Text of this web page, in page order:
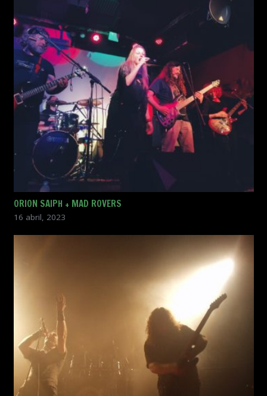
ORION SAIPH + MAD ROVERS
16 abril, 2023